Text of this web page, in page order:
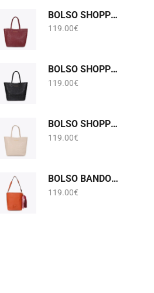
BOLSO SHOPPER MONOGRAMA BURDEOS LOLA CASADEMUNT LF2604075
119.00€
BOLSO SHOPPER MONOGRAMA NEGRO LOLA CASADEMUNT LF2604075
119.00€
BOLSO SHOPPER MONOGRAMA PIEDRA GRIS PERLADO LOLA CASADEMUNT LF2604075
119.00€
BOLSO BANDOLERA EFECTO PIEL CON POMPONES NARANJA LOLA CASADEMUNT LF2604058
119.00€